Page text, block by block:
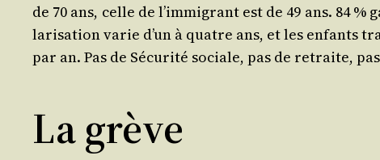
de 70 ans, celle de l’immigrant est de 49 ans. 84
la­ri­sa­tion varie d’un à quatre ans, et les enfants
par an. Pas de Sécu­ri­té sociale, pas de retraite,
La grève